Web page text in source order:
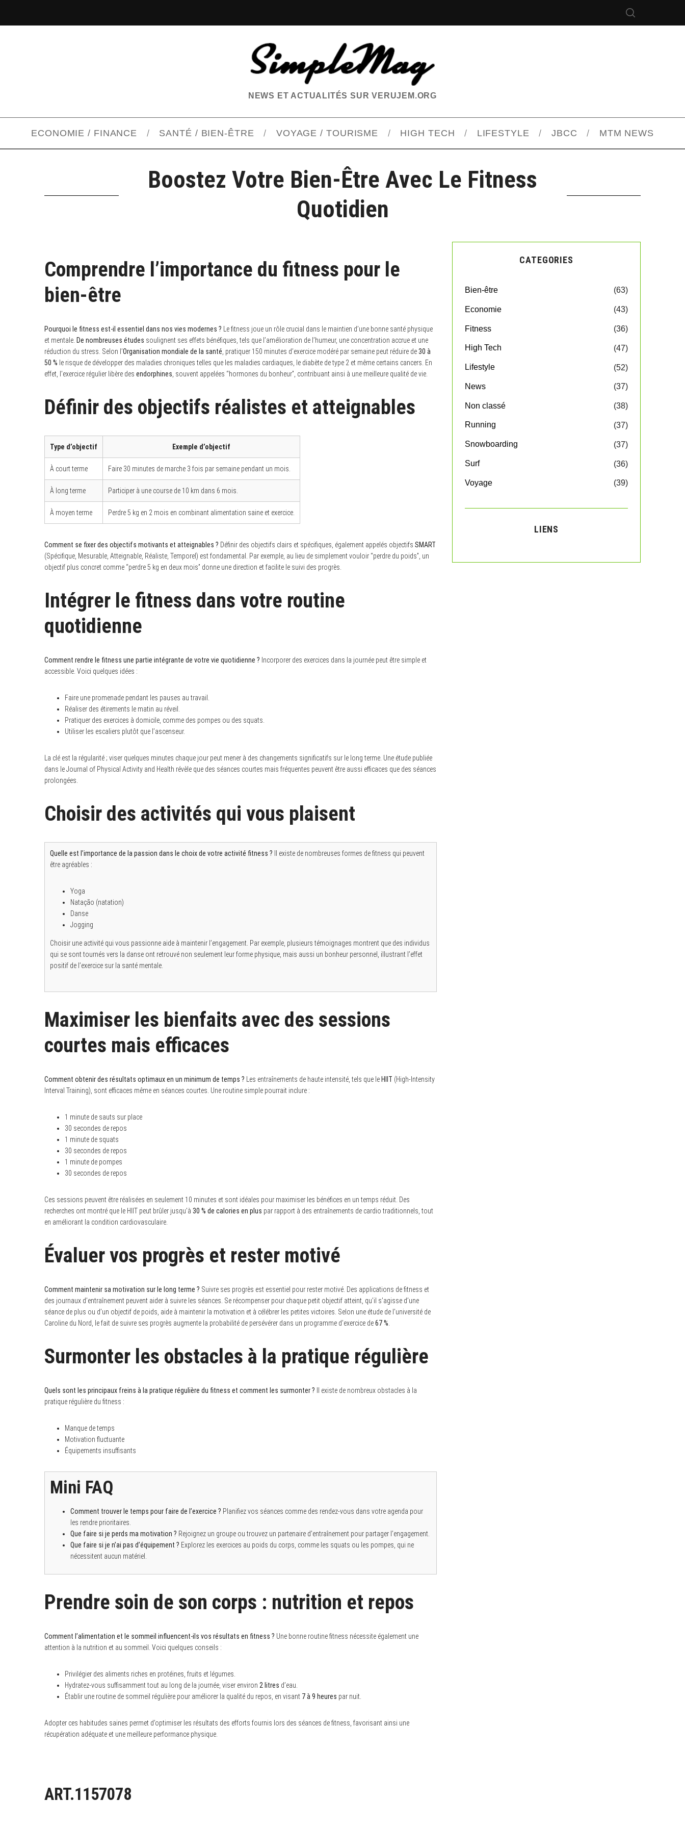
NEWS ET ACTUALITÉS SUR VERUJEM.ORG
ECONOMIE / FINANCE SANTÉ / BIEN-ÊTRE VOYAGE / TOURISME HIGH TECH LIFESTYLE JBCC MTM NEWS
Boostez Votre Bien-Être Avec Le Fitness
Quotidien
Comprendre l’importance du fitness pour le
bien-être
Pourquoi le fitness est-il essentiel dans nos vies modernes ? Le fitness joue un rôle crucial dans le maintien d’une bonne santé physique
et mentale. De nombreuses études soulignent ses effets bénéfiques, tels que l’amélioration de l’humeur, une concentration accrue et une
réduction du stress. Selon l’Organisation mondiale de la santé , pratiquer 150 minutes d’exercice modéré par semaine peut réduire de30 à
50 % le risque de développer des maladies chroniques telles que les maladies cardiaques, le diabète de type 2 et même certains cancers. En
effet, l’exercice régulier libère des endorphines , souvent appelées “hormones du bonheur”, contribuant ainsi à une meilleure qualité de vie.
Définir des objectifs réalistes et atteignables
Type d’objectif Exemple d’objectif
À court terme Faire 30 minutes de marche 3 fois par semaine pendant un mois.
À long terme Participer à une course de 10 km dans 6 mois.
À moyen terme Perdre 5 kg en 2 mois en combinant alimentation saine et exercice.
Comment se fixer des objectifs motivants et atteignables ? Définir des objectifs clairs et spécifiques, également appelés objectifs SMART
(Spécifique, Mesurable, Atteignable, Réaliste, Temporel) est fondamental. Par exemple, au lieu de simplement vouloir “perdre du poids”, un
objectif plus concret comme “perdre 5 kg en deux mois” donne une direction et facilite le suivi des progrès.
Intégrer le fitness dans votre routine
quotidienne
Comment rendre le fitness une partie intégrante de votre vie quotidienne ? Incorporer des exercices dans la journée peut être simple et
accessible. Voici quelques idées :
Faire une promenade pendant les pauses au travail.
Réaliser des étirements le matin au réveil.
Pratiquer des exercices à domicile, comme des pompes ou des squats.
Utiliser les escaliers plutôt que l’ascenseur.
La clé est la régularité ; viser quelques minutes chaque jour peut mener à des changements significatifs sur le long terme. Une étude publiée
dans le Journal of Physical Activity and Health révèle que des séances courtes mais fréquentes peuvent être aussi efficaces que des séances
prolongées.
Choisir des activités qui vous plaisent
Quelle est l’importance de la passion dans le choix de votre activité fitness ? Il existe de nombreuses formes de fitness qui peuvent
être agréables :
Yoga
Natação (natation)
Danse
Jogging
Choisir une activité qui vous passionne aide à maintenir l’engagement. Par exemple, plusieurs témoignages montrent que des individus
qui se sont tournés vers la danse ont retrouvé non seulement leur forme physique, mais aussi un bonheur personnel, illustrant l’effet
positif de l’exercice sur la santé mentale.
Maximiser les bienfaits avec des sessions
courtes mais efficaces
Comment obtenir des résultats optimaux en un minimum de temps ? Les entraînements de haute intensité, tels que le HIIT (High-Intensity
Interval Training), sont efficaces même en séances courtes. Une routine simple pourrait inclure :
1 minute de sauts sur place
30 secondes de repos
1 minute de squats
30 secondes de repos
1 minute de pompes
30 secondes de repos
Ces sessions peuvent être réalisées en seulement 10 minutes et sont idéales pour maximiser les bénéfices en un temps réduit. Des
recherches ont montré que le HIIT peut brûler jusqu’à 30 % de calories en plus par rapport à des entraînements de cardio traditionnels, tout
en améliorant la condition cardiovasculaire.
Évaluer vos progrès et rester motivé
Comment maintenir sa motivation sur le long terme ? Suivre ses progrès est essentiel pour rester motivé. Des applications de fitness et
des journaux d’entraînement peuvent aider à suivre les séances. Se récompenser pour chaque petit objectif atteint, qu’il s’agisse d’une
séance de plus ou d’un objectif de poids, aide à maintenir la motivation et à célébrer les petites victoires. Selon une étude de l’université de
Caroline du Nord, le fait de suivre ses progrès augmente la probabilité de persévérer dans un programme d’exercice de67 %
Surmonter les obstacles à la pratique régulière
Quels sont les principaux freins à la pratique régulière du fitness et comment les surmonter ? Il existe de nombreux obstacles à la
pratique régulière du fitness :
Manque de temps
Motivation fluctuante
Équipements insuffisants
Mini FAQ
Comment trouver le temps pour faire de l’exercice ? Planifiez vos séances comme des rendez-vous dans votre agenda pour
les rendre prioritaires.
Que faire si je perds ma motivation ? Rejoignez un groupe ou trouvez un partenaire d’entraînement pour partager l’engagement.
Que faire si je n’ai pas d’équipement ? Explorez les exercices au poids du corps, comme les squats ou les pompes, qui ne
nécessitent aucun matériel.
Prendre soin de son corps : nutrition et repos
Comment l’alimentation et le sommeil influencent-ils vos résultats en fitness ? Une bonne routine fitness nécessite également une
attention à la nutrition et au sommeil. Voici quelques conseils :
Privilégier des aliments riches en protéines, fruits et légumes.
Hydratez-vous suffisamment tout au long de la journée, viser environ 2 litres d’eau.
Établir une routine de sommeil régulière pour améliorer la qualité du repos, en visant 7 à 9 heures par nuit.
Adopter ces habitudes saines permet d’optimiser les résultats des efforts fournis lors des séances de fitness, favorisant ainsi une
récupération adéquate et une meilleure performance physique.
ART.1157078
CATEGORIES
Bien-être (63)
Economie (43)
Fitness (36)
High Tech (47)
Lifestyle (52)
News (37)
Non classé (38)
Running (37)
Snowboarding (37)
Surf (36)
Voyage (39)
LIENS
c
f
: